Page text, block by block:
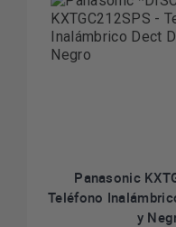
Panasonic
Teléfono
y